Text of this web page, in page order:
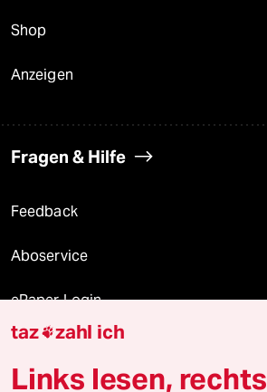
Shop
Anzeigen
Fragen & Hilfe
Feedback
Aboservice
ePaper Login
Downloads für Abonnierende
taz zahl ich
Links lesen, rechts